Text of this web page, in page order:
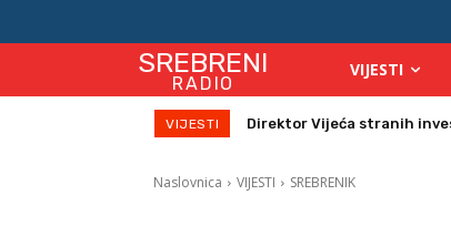
SREBRENI
RADIO
VIJESTI
VIJESTI Direktor Vijeća stranih
Zbog velikih vrućina
Naslovnica VIJESTI SREBRENIK